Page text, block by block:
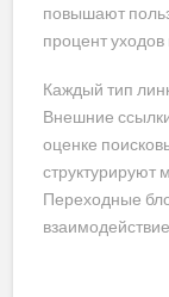
повышают
процент
Каждый тип
Внешние
оценке
структурируют
Переходные